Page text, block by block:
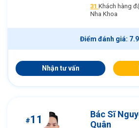
31 Khách hàng
Nha Khoa
Điểm đánh giá: 7.9
Nhận tư vấn
#11
Bác Sĩ
Quân